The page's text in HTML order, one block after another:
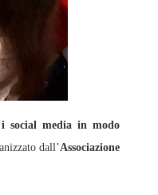
social media in modo
dall’Associazione